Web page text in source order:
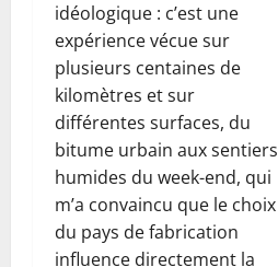
idéologique : c’est une
expérience vécue sur
plusieurs centaines de
kilomètres et sur
différentes surfaces, du
bitume urbain aux sentiers
humides du week-end, qui
m’a convaincu que le choix
du pays de fabrication
influence directement la